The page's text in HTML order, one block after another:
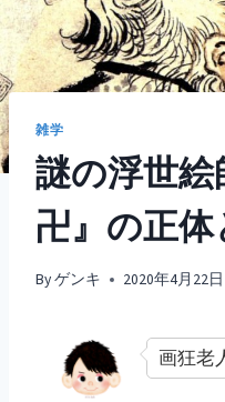
雑学
謎の浮世絵
卍』の正体
Byゲンキ 2020年4月22日
画狂老